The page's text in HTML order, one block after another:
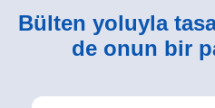
Bülten yoluyla
de onun bir